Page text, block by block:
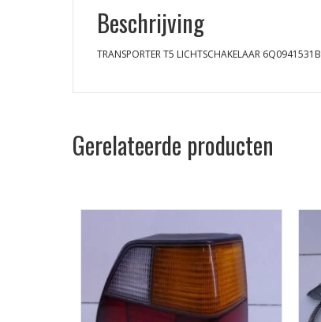
Beschrijving
TRANSPORTER T5 LICHTSCHAKELAAR 6Q0941531B
Gerelateerde producten